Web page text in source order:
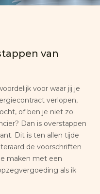
van
voor waar jij je
verlopen,
of ben je niet zo
Dan is overstappen
Dit is ten allen tijde
de voorschriften
maken met een
als ik